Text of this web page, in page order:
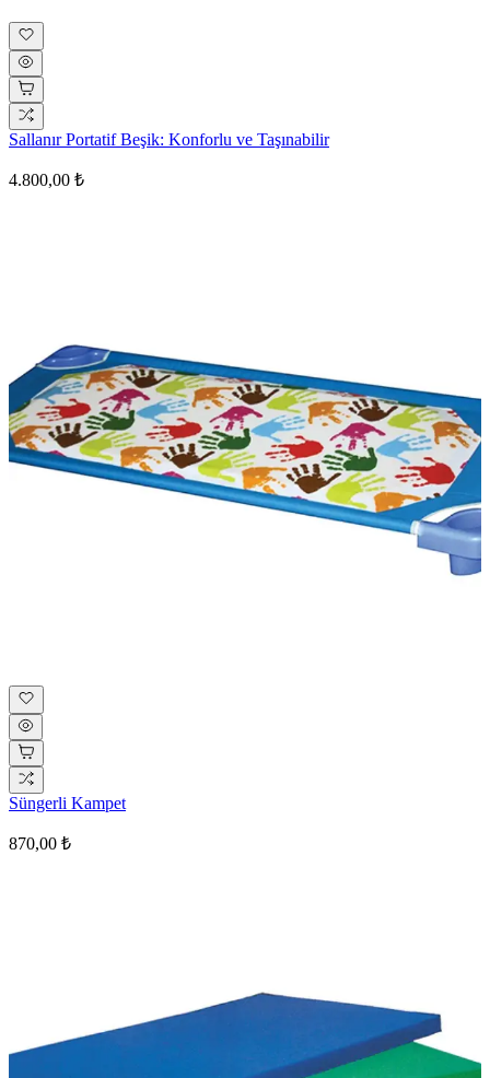
Sallanır Portatif Beşik: Konforlu ve Taşınabilir
4.800,00 ₺
Süngerli Kampet
870,00 ₺